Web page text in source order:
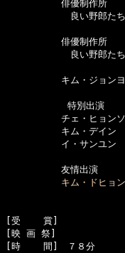
俳優制作所
良い野郎たち　　
俳優制作所
良い野郎たち　　
キム・ジョンヨプ
      　　　特別出演
チェ・ヒョンソク
キム・デイン　　
イ・サンユン　　
友情出演
キム・ドヒョン
[受    賞]
[映 画 祭]
[時    間]　７８分